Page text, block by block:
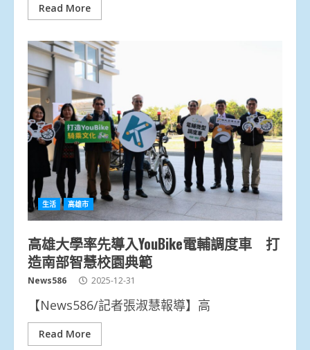
Read More
生活 高雄市
高雄大學率先導入YouBike電輔調度車 打
造南部智慧校園典範
News586 2025-12-31
【News586/記者張淑慧報導】高
Read More